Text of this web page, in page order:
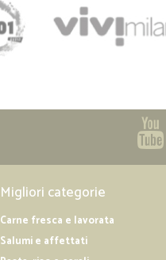
Prodotti freschi
Prodotti freschi assolutamente
Ottimo servizio peccato che
Ottimo servizio peccato che non
—
⭐⭐⭐⭐⭐
Ottimo,puntualissimi ,non c'è altro
Migliori categorie
Carne fresca e lavorata
Salumi e affettati